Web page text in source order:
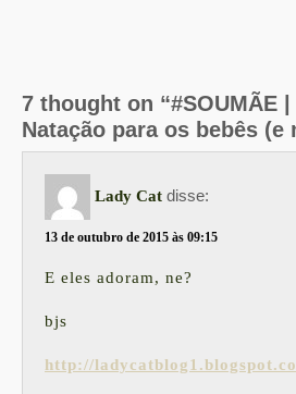
7 thought on “#SOUMÃE
Natação para os bebês (e
Lady Cat disse:
13 de outubro de 2015 às 09:15
E eles adoram, ne?
bjs
http://